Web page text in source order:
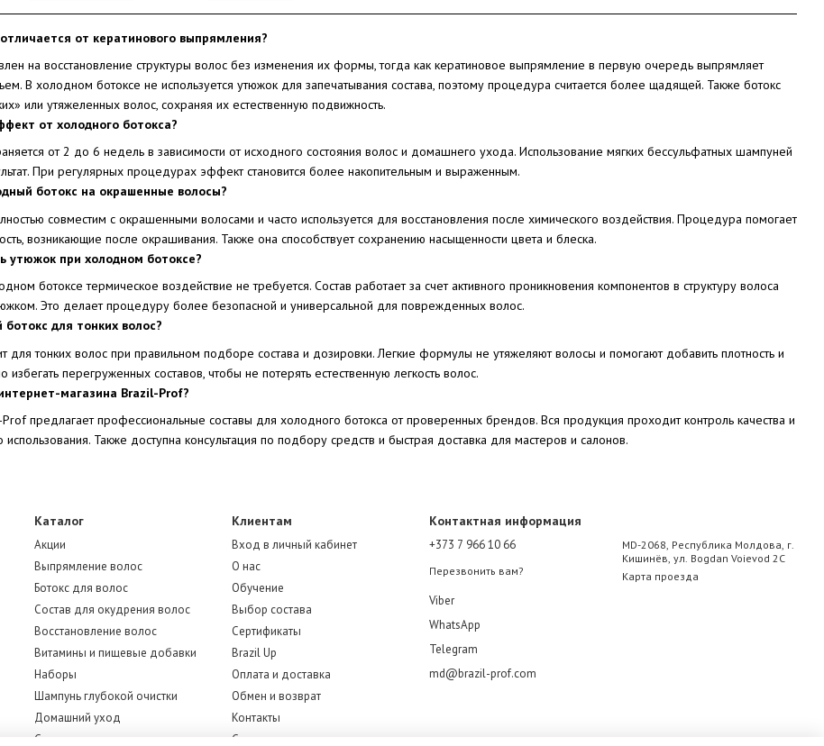
от кератинового выпрямления?
на восстановление структуры волос без изменения их формы, тогда как кератиновое выпрямление в первую очередь выпрямляет
В холодном ботоксе не используется утюжок для запечатывания состава, поэтому процедура считается более щадящей. Также ботокс
или утяжеленных волос, сохраняя их естественную подвижность.
от холодного ботокса?
от 2 до 6 недель в зависимости от исходного состояния волос и домашнего ухода. Использование мягких бессульфатных шампуней
При регулярных процедурах эффект становится более накопительным и выраженным.
ботокс на окрашенные волосы?
совместим с окрашенными волосами и часто используется для восстановления после химического воздействия. Процедура помогает
возникающие после окрашивания. Также она способствует сохранению насыщенности цвета и блеска.
утюжок при холодном ботоксе?
ботоксе термическое воздействие не требуется. Состав работает за счет активного проникновения компонентов в структуру волоса
Это делает процедуру более безопасной и универсальной для поврежденных волос.
для тонких волос?
тонких волос при правильном подборе состава и дозировки. Легкие формулы не утяжеляют волосы и помогают добавить плотность и
перегруженных составов, чтобы не потерять естественную легкость волос.
магазина Brazil-Prof?
предлагает профессиональные составы для холодного ботокса от проверенных брендов. Вся продукция проходит контроль качества и
Также доступна консультация по подбору средств и быстрая доставка для мастеров и салонов.
Каталог
Акции
Выпрямление волос
Ботокс для волос
Состав для окудрения волос
Восстановление волос
Витамины и пищевые добавки
Наборы
Шампунь глубокой очистки
Домашний уход
Средства для окрашивания
Клиентам
Вход в личный кабинет
О нас
Обучение
Выбор состава
Сертификаты
Brazil Up
Оплата и доставка
Обмен и возврат
Контакты
Статьи
Контактная информация
+373 7 966 10 66
Перезвонить вам?
Viber
WhatsApp
Telegram
md@brazil-prof.com
MD-2068, Республика Молдова, г.
Кишинёв, ул. Bogdan Voievod 2C
Карта проезда